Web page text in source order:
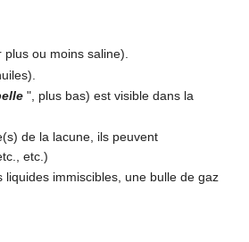
ou moins saline).
", plus bas) est visible dans la
de la lacune, ils peuvent
etc.)
immiscibles, une bulle de gaz